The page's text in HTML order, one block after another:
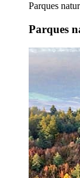
Parques
Parques